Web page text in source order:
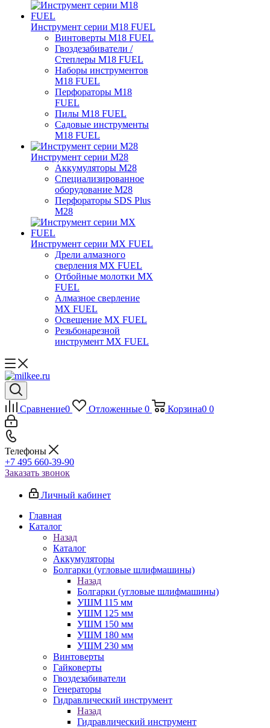
Инструмент серии M18 FUEL
Винтоверты M18 FUEL
Гвоздезабиватели /
Степлеры M18 FUEL
Наборы инструментов
M18 FUEL
Перфораторы M18
FUEL
Пилы M18 FUEL
Садовые инструменты
M18 FUEL
Инструмент серии M28
Аккумуляторы M28
Специализированное
оборудование M28
Перфораторы SDS Plus
M28
Инструмент серии MX FUEL
Дрели алмазного
сверления MX FUEL
Отбойные молотки MX
FUEL
Алмазное сверление
MX FUEL
Освещение MX FUEL
Резьбонарезной
инструмент MX FUEL
Сравнение0 Отложенные 0 Корзина0 0
Телефоны
+7 495 660-39-90
Заказать звонок
Личный кабинет
Главная
Каталог
Назад
Каталог
Аккумуляторы
Болгарки (угловые шлифмашины)
Назад
Болгарки (угловые шлифмашины)
УШМ 115 мм
УШМ 125 мм
УШМ 150 мм
УШМ 180 мм
УШМ 230 мм
Винтоверты
Гайковерты
Гвоздезабиватели
Генераторы
Гидравлический инструмент
Назад
Гидравлический инструмент